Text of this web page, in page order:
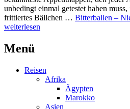
unbedingt einmal getestet haben
frittiertes Bällchen … Bitterballen –
weiterlesen
Menü
Reisen
Afrika
Ägypten
Marokko
Asien